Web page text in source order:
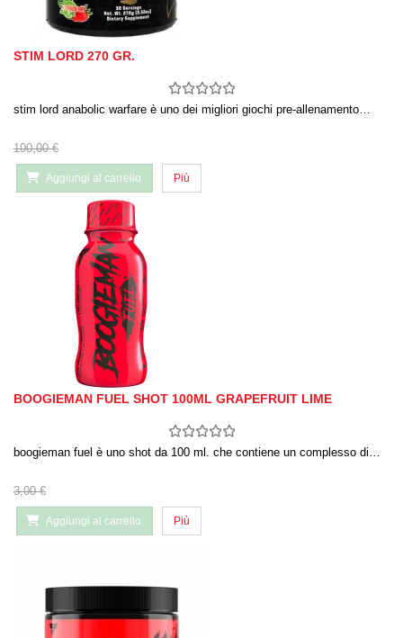
STIM LORD 270 GR.
stim lord anabolic warfare è uno dei migliori giochi pre-allenamento…
100,00 €
Aggiungi al carrello Più
BOOGIEMAN FUEL SHOT 100ML GRAPEFRUIT LIME
boogieman fuel è uno shot da 100 ml. che contiene un complesso di…
3,00 €
Aggiungi al carrello Più